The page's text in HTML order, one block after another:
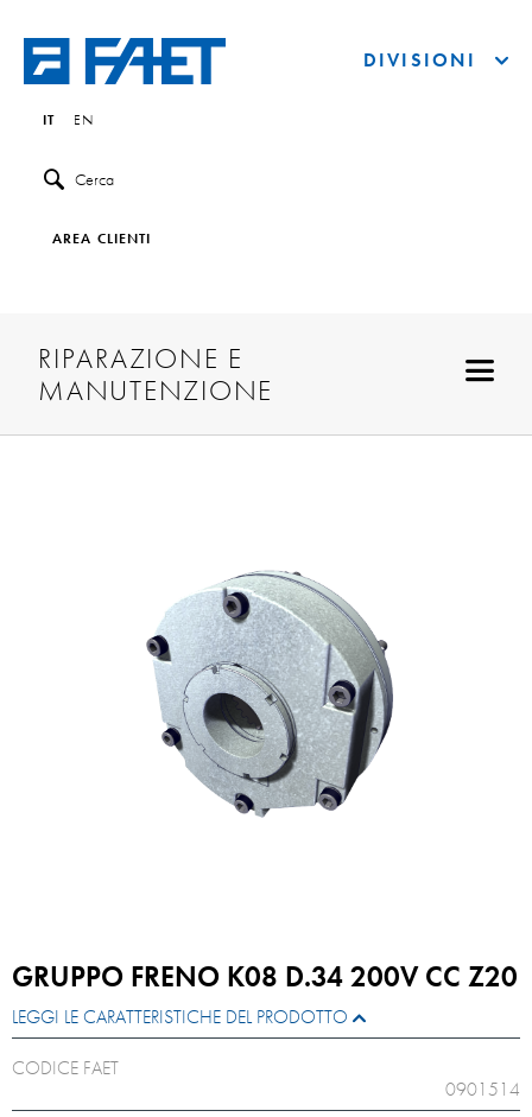
IT EN
Cerca
AREA CLIENTI
DIVISIONI
RIPARAZIONE E
MANUTENZIONE
GRUPPO FRENO K08 D.34 200V CC Z20
LEGGI LE CARATTERISTICHE DEL PRODOTTO
CODICE FAET
0901514